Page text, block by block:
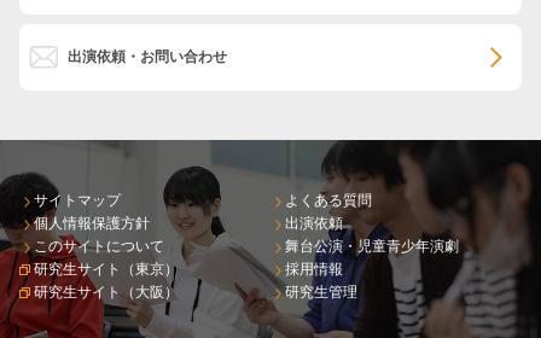
出演依頼・お問い合わせ
サイトマップ
個人情報保護方針
このサイトについて
研究生サイト（東京）
研究生サイト（大阪）
よくある質問
出演依頼
舞台公演・児童青少年演劇
採用情報
研究生管理